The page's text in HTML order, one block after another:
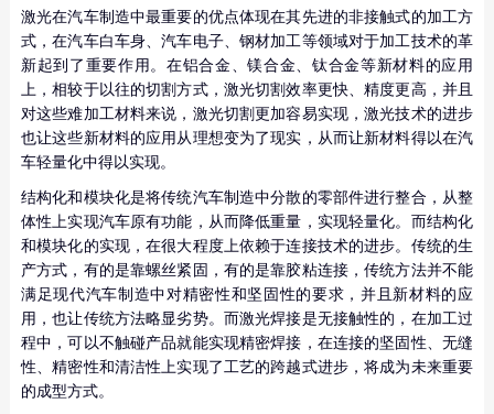
激光在汽车制造中最重要的优点体现在其先进的非接触式的加工方
式，在汽车白车身、汽车电子、钢材加工等领域对于加工技术的革
新起到了重要作用。在铝合金、镁合金、钛合金等新材料的应用
上，相较于以往的切割方式，激光切割效率更快、精度更高，并且
对这些难加工材料来说，激光切割更加容易实现，激光技术的进步
也让这些新材料的应用从理想变为了现实，从而让新材料得以在汽
车轻量化中得以实现。
结构化和模块化是将传统汽车制造中分散的零部件进行整合，从整
体性上实现汽车原有功能，从而降低重量，实现轻量化。而结构化
和模块化的实现，在很大程度上依赖于连接技术的进步。传统的生
产方式，有的是靠螺丝紧固，有的是靠胶粘连接，传统方法并不能
满足现代汽车制造中对精密性和坚固性的要求，并且新材料的应
用，也让传统方法略显劣势。而激光焊接是无接触性的，在加工过
程中，可以不触碰产品就能实现精密焊接，在连接的坚固性、无缝
性、精密性和清洁性上实现了工艺的跨越式进步，将成为未来重要
的成型方式。